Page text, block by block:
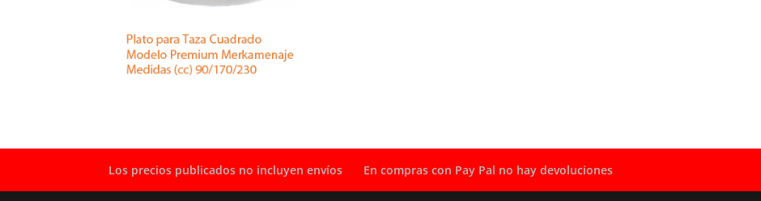
Los precios publicados no incluyen envíos En compras con Pay Pal no hay devoluciones